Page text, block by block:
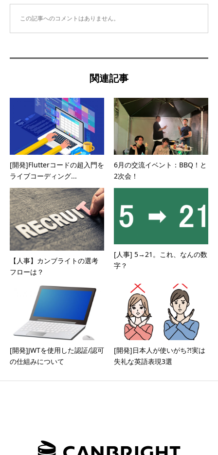
この記事へのコメントはありません。
関連記事
[開発]Flutterコードの超入門を
ライブコーディング...
6月の交流イベント：BBQ！と
2次会！
【人事】カンブライトの選考
フローは？
[人事] 5→21。これ、なんの数
字？
[開発]JWTを使用した認証/認可
の仕組みについて
[開発]日本人が使いがち?!実は
失礼な英語表現3選